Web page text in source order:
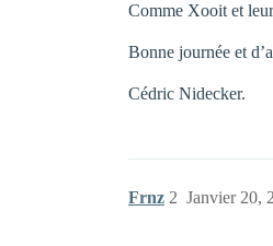
Comme Xooit et
Bonne journée et
Cédric Nidecker.
Frnz Janvier 20,
2